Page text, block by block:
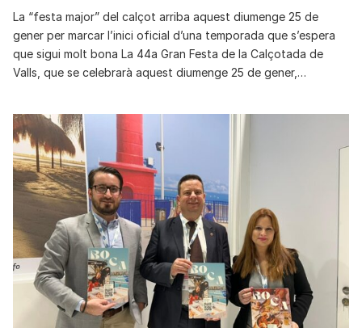
La “festa major” del calçot arriba aquest diumenge 25 de
gener per marcar l’inici oficial d’una temporada que s’espera
que sigui molt bona La 44a Gran Festa de la Calçotada de
Valls, que se celebrarà aquest diumenge 25 de gener,…